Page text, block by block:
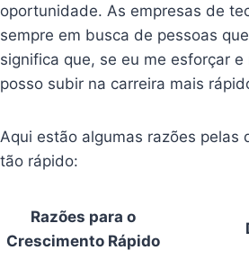
oportunidade. As empresas de
sempre em busca de pessoas
significa que, se eu me esforçar e
posso subir na carreira mais
Aqui estão algumas razões pelas
tão rápido:
Razões para o
Crescimento Rápido